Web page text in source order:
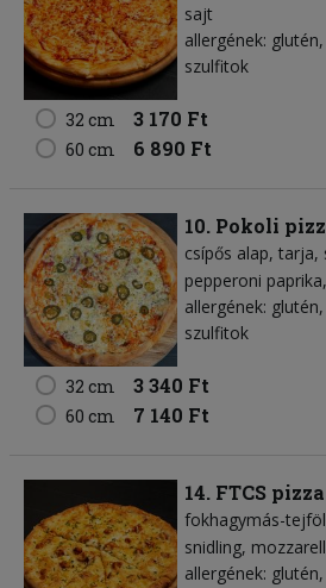
sajt
allergének:
szulfitok
32 cm 3 170 Ft
60 cm 6 890 Ft
10. Pokoli
csípős alap tarja
pepperoni paprika
allergének:
szulfitok
32 cm 3 340 Ft
60 cm 7 140 Ft
14. FTCS pizza
fokhagymás-
snidling
allergének: